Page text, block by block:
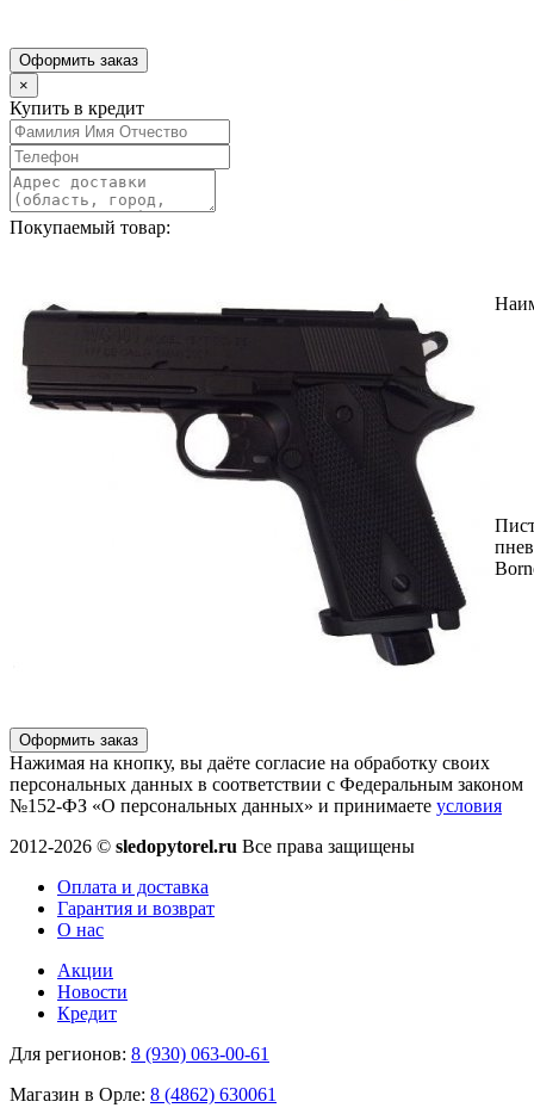
Оформить заказ
×
Купить в кредит
Покупаемый товар:
Оформить заказ
Нажимая на кнопку, вы даёте согласие на обработку своих
персональных данных в соответствии с Федеральным законом
№152-ФЗ «О персональных данных» и принимаете условия
2012-2026 © sledopytorel.ru Все права защищены
Оплата и доставка
Гарантия и возврат
О нас
Акции
Новости
Кредит
Для регионов: 8 (930) 063-00-61
Магазин в Орле: 8 (4862) 630061